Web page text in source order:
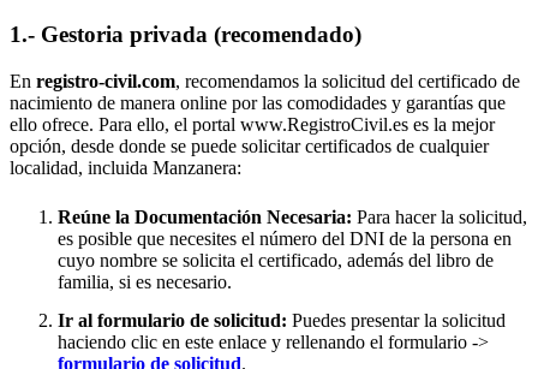
1.- Gestoria privada (recomendado)
En registro-civil.com, recomendamos la solicitud del certificado de
nacimiento de manera online por las comodidades y garantías que
ello ofrece. Para ello, el portal www.RegistroCivil.es es la mejor
opción, desde donde se puede solicitar certificados de cualquier
localidad, incluida Manzanera:
Reúne la Documentación Necesaria: Para hacer la solicitud,
es posible que necesites el número del DNI de la persona en
cuyo nombre se solicita el certificado, además del libro de
familia, si es necesario.
Ir al formulario de solicitud: Puedes presentar la solicitud
haciendo clic en este enlace y rellenando el formulario ->
formulario de solicitud.